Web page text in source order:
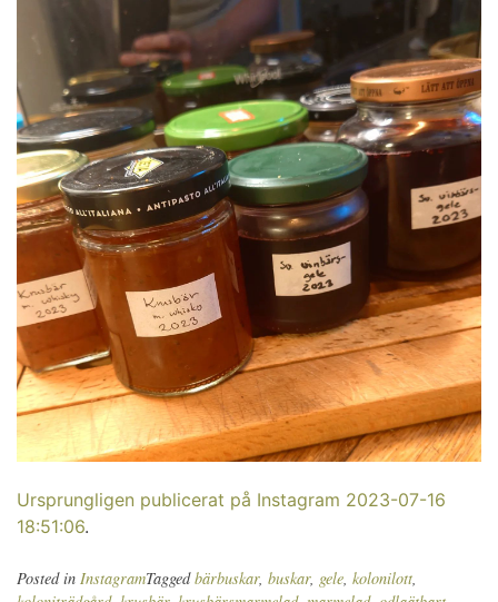
Ursprungligen publicerat på Instagram 2023-07-16
18:51:06.
Posted in InstagramTaggedbärbuskar, buskar, gele kolonilott